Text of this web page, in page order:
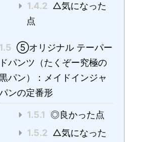
1.4.2 △気になった
点
1.5 ⑤オリジナル テーパー
ドパンツ（たくぞー究極の
パン）：メイドインジャ
ンの定番形
1.5.1
◎良かった点
1.5.2 △気になった